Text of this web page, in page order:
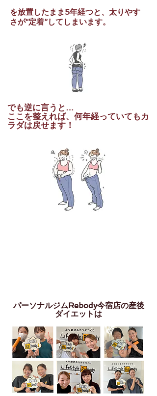
を放置したまま5年経つと、太りやす
さが“定着”してしまいます。
でも逆に言うと…
ここを整えれば、何年経っていてもカ
ラダは戻せます！
パーソナルジムRebody今宿店の産後
ダイエットは